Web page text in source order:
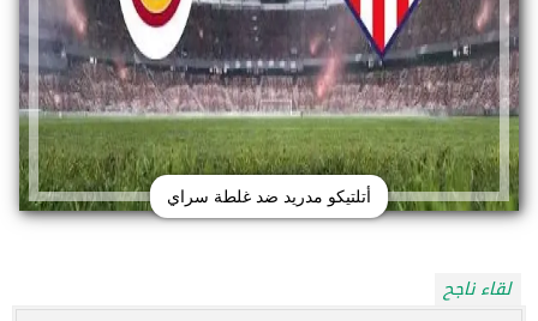
أتلتيكو مدريد ضد غلطة سراي
لقاء ناجح